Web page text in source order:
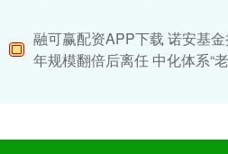
融可赢配资APP下载 诺安基
年规模翻倍后离任 中化体系“